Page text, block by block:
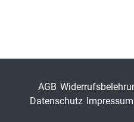
AGB
Datenschutz Impressum